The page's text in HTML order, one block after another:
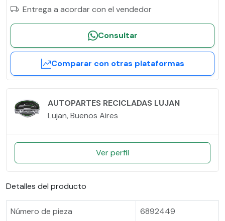
Entrega a acordar con el vendedor
Consultar
Comparar con otras plataformas
AUTOPARTES RECICLADAS LUJAN
Lujan, Buenos Aires
Ver perfil
Detalles del producto
Número de pieza
6892449